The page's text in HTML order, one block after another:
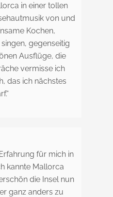
in einer tollen
von und
Kochen,
gegenseitig
Ausflüge, die
vermisse ich
das ich nächstes
für mich in
kannte Mallorca
die Insel nun
ganz anders zu